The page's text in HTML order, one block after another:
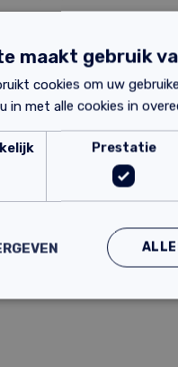
de afbeelding wordt
prijsgroep de kleur valt
de manier van aanbrengen
en gipsplaten, wordt de
te verwerken op
roller of blokkwast. Tevens
maakt gebruik
cookies om uw
in met alle cookies in
Prestatie